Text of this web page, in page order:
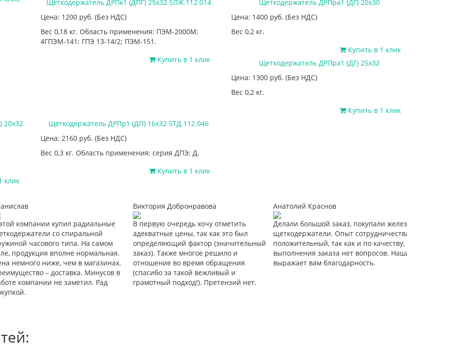
Щеткодержатель ДРПк1 (ДПГ) 25х32 5ЛЖ.112.014
Цена: 1200 руб. (Без НДС)
Вес 0,18 кг. Область применения: ПЭМ-2000М;
4ГПЭМ-141; ГПЭ 13-14/2; ПЭМ-151.
Купить в 1 клик
Щеткодержатель ДРПра1 (ДГ) 20х30
Цена: 1400 руб. (Без НДС)
Вес 0,2 кг.
Купить в 1 клик
Щеткодержатель ДРПра1 (ДГ) 25х32
Цена: 1300 руб. (Без НДС)
Вес 0,2 кг.
Купить в 1 клик
20х32
клик
Щёткодержатель ДРПр1 (ДП) 16х32 5ТД.112.046
Цена: 2160 руб. (Без НДС)
Вес 0,3 кг. Область применения: серия ДПЭ; Д.
Купить в 1 клик
компании купил радиальные
со спиральной
часового типа. На самом
продукция вполне нормальная.
немного ниже, чем в магазинах.
– доставка. Минусов в
компании не заметил. Рад
Виктория Добронравова
В первую очередь хочу отметить
адекватные цены, так как это был
определяющий фактор (значительный
заказ). Также многое решило и
отношение во время обращения
(спасибо за такой вежливый и
грамотный подход!). Претензий нет.
Анатолий Краснов
Делали большой заказ, покупали железнодорожные
щеткодержатели. Опыт сотрудничества –
положительный, так как и по качеству, и по скорости
выполнения заказа нет вопросов. Наша компания
выражает вам благодарность.